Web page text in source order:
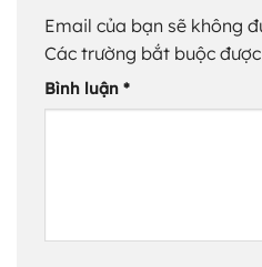
Email của bạn sẽ không
Các trường bắt buộc
Bình luận *